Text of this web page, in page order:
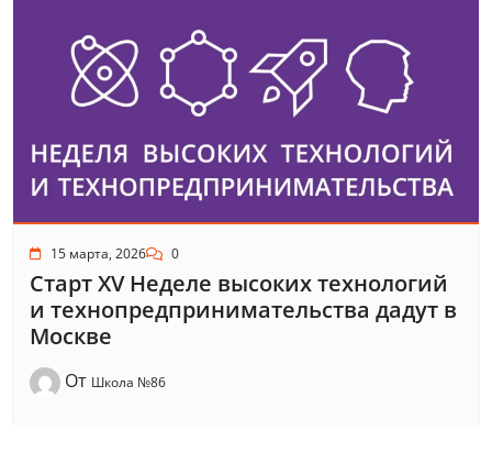
15 марта, 2026 0
Старт XV Неделе высоких технологий
и технопредпринимательства дадут в
Москве
От Школа №86